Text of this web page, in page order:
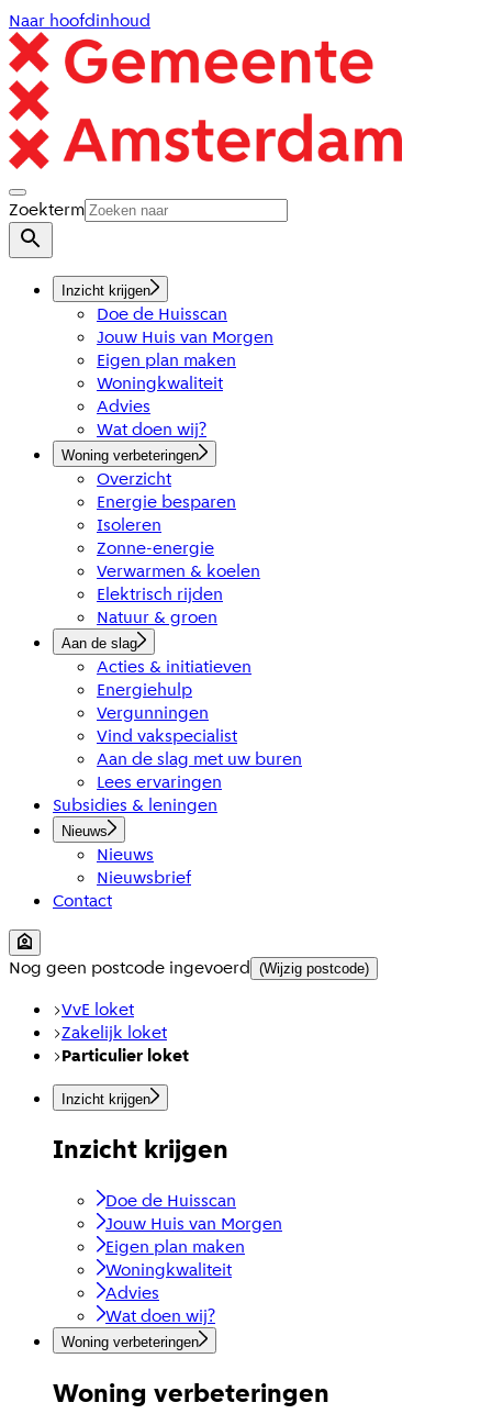
Naar hoofdinhoud
Zoekterm
Inzicht krijgen
Doe de Huisscan
Jouw Huis van Morgen
Eigen plan maken
Woningkwaliteit
Advies
Wat doen wij?
Woning verbeteringen
Overzicht
Energie besparen
Isoleren
Zonne-energie
Verwarmen & koelen
Elektrisch rijden
Natuur & groen
Aan de slag
Acties & initiatieven
Energiehulp
Vergunningen
Vind vakspecialist
Aan de slag met uw buren
Lees ervaringen
Subsidies & leningen
Nieuws
Nieuws
Nieuwsbrief
Contact
Nog geen postcode ingevoerd (Wijzig postcode)
VvE loket
Zakelijk loket
Particulier loket
Inzicht krijgen
Inzicht krijgen
Doe de Huisscan
Jouw Huis van Morgen
Eigen plan maken
Woningkwaliteit
Advies
Wat doen wij?
Woning verbeteringen
Woning verbeteringen